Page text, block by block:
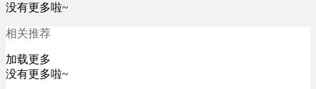
没有更多啦~
相关推荐
加载更多
没有更多啦~